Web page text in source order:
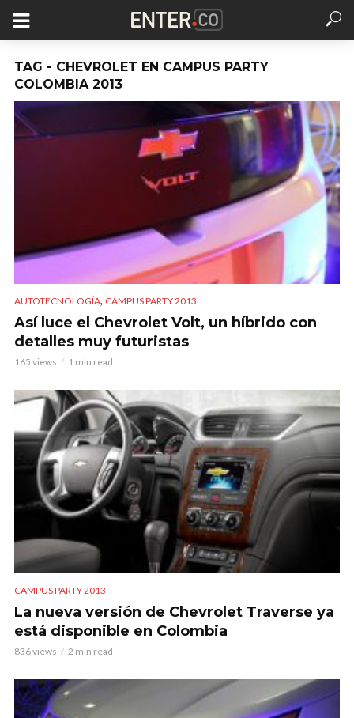
TAG - CHEVROLET EN CAMPUS PARTY
COLOMBIA 2013
AUTOTECNOLOGÍA, CAMPUS PARTY 2013
Así luce el Chevrolet Volt, un híbrido con
detalles muy futuristas
165 views 1 min read
CAMPUS PARTY 2013
La nueva versión de Chevrolet Traverse ya
está disponible en Colombia
836 views 2 min read